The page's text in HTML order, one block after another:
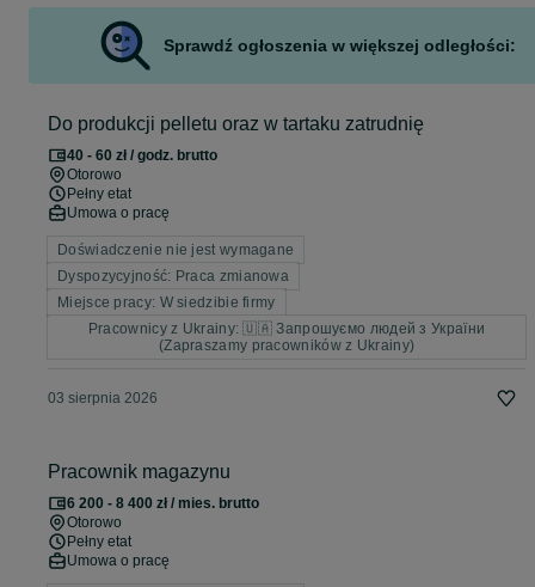
Sprawdź ogłoszenia w większej odległości:
Do produkcji pelletu oraz w tartaku zatrudnię
40 - 60 zł / godz. brutto
Otorowo
Pełny etat
Umowa o pracę
Doświadczenie nie jest wymagane
Dyspozycyjność: Praca zmianowa
Miejsce pracy: W siedzibie firmy
Pracownicy z Ukrainy: 🇺🇦 Запрошуємо людей з України
(Zapraszamy pracowników z Ukrainy)
03 sierpnia 2026
Pracownik magazynu
6 200 - 8 400 zł / mies. brutto
Otorowo
Pełny etat
Umowa o pracę